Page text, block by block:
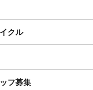
クル
フ募集